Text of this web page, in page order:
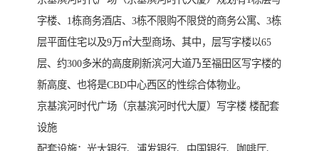
字楼、1栋商务酒店、3栋不限购不限贷的商务公寓、3栋
层平面住宅以及9万㎡大型商场、其中，层写字楼以65
层、约300多米的高度刷新滨河大道乃至福田区写字楼的
新高度、也将是CBD中心西区的性综合体物业。
京基滨河时代广场（京基滨河时代大厦）写字楼 楼配套
设施
配套设施：光大银行、浦发银行、中国银行、咖啡厅、